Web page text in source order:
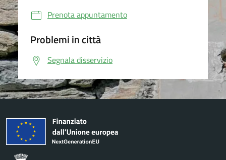
Prenota appuntamento
Problemi in città
Segnala disservizio